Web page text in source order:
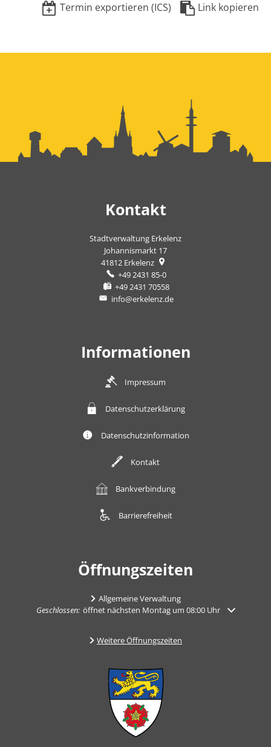
Termin exportieren (ICS)
Link kopieren
Kontakt
Stadtverwaltung Erkelenz
Johannismarkt 17
41812 Erkelenz
+49 2431 85-0
+49 2431 70558
info@erkelenz.de
Informationen
Impressum
Datenschutzerklärung
Datenschutzinformation
Kontakt
Bankverbindung
Barrierefreiheit
Öffnungszeiten
Allgemeine Verwaltung
Klicken, um weitere Öffnungs- oder Schließzeiten auszublenden
Geschlossen: öffnet nächsten Montag um 08:00 Uhr
Weitere Öffnungszeiten